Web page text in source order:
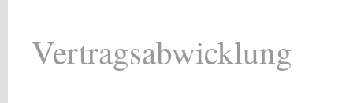
Vertragsabwicklung